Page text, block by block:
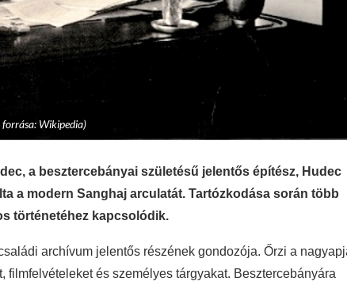
forrása: Wikipedia)
a besztercebányai születésű jelentős építész, Hudec
a modern Sanghaj arculatát. Tartózkodása során több
történetéhez kapcsolódik.
archívum jelentős részének gondozója. Őrzi a
és személyes tárgyakat. Besztercebányára